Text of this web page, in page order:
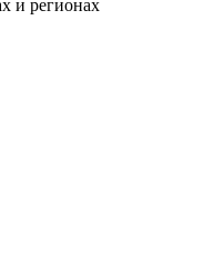
и регионах